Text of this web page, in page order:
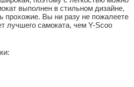
выполнен в стильном дизайне,
прохожие. Вы ни разу не пожалеете
лучшего самоката, чем Y-Scoo